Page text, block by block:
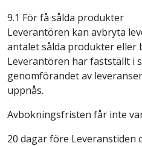
9.1 För få sålda produkter
Leverantören kan avbryta
antalet sålda produkter eller
Leverantören har fastställt i
genomförandet av
uppnås.
Avbokningsfristen får inte
20 dagar före Leveranstiden